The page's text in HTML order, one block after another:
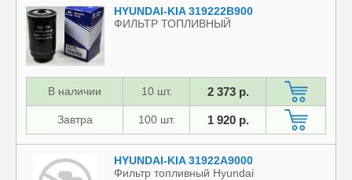
HYUNDAI-KIA 319222B900
ФИЛЬТР ТОПЛИВНЫЙ
В наличии 10 шт. 2 373 р.
Завтра 100 шт. 1 920 р.
HYUNDAI-KIA 31922A9000
Фильтр топливный Hyundai